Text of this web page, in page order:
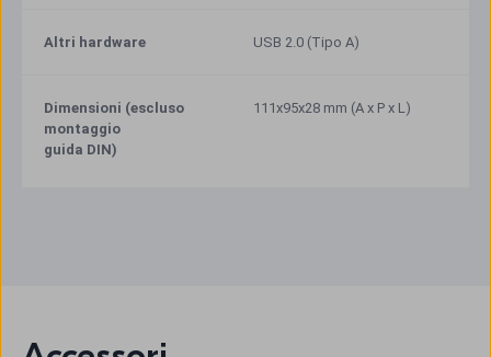
Altri hardware USB 2.0 (Tipo A)
Dimensioni (escluso
montaggio
guida DIN)
111x95x28 mm (A x P x L)